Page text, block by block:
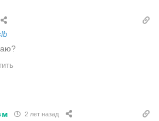
2 лет назад